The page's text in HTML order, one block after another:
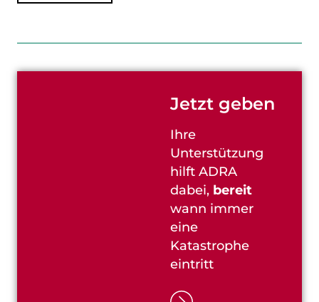
Jetzt geben
Ihre
Unterstützung
hilft ADRA
dabei, bereit
wann immer
eine
Katastrophe
eintritt